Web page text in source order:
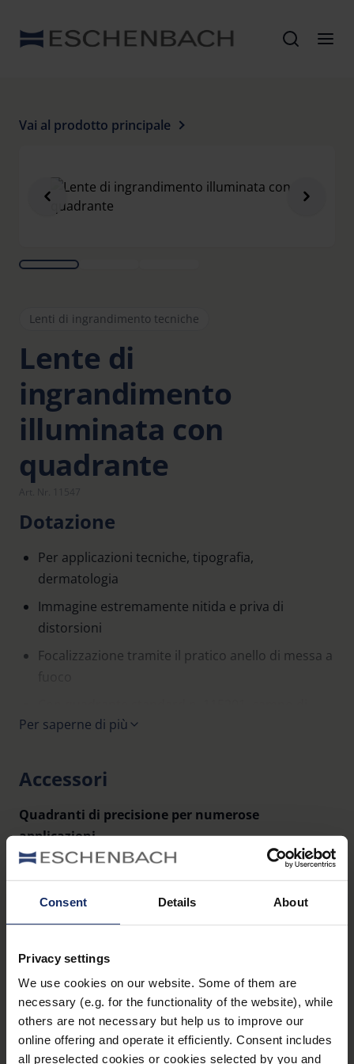
Consent Details About
Privacy settings
We use cookies on our website. Some of them are
necessary (e.g. for the functionality of the website), while
others are not necessary but help us to improve our
online offering and operate it efficiently. Consent includes
all preselected cookies or cookies selected by you and
Vai al prodotto principale
Lenti di ingrandimento tecniche
Lente di
ingrandimento
illuminata con
quadrante
Dotazione
Per applicazioni tecniche, tipografia,
dermatologia
Immagine estremamente nitida e priva di
distorsioni
Focalizzazione tramite il pratico anello di messa a
misura 20 mm, suddivisione 1/10 mm, grandezza:
Custodia in poliammide rinforzata con fibra di
La fornitura avviene in una robusta scatola in
plastica con lo spazio per altri quadranti
Per saperne di più
Accessori
Quadranti di precisione per numerose
applicazioni
Impugnatura a batteria con illuminazione a LED
da utilizzare con le lenti di precisione 11547 e
115410
Convertitore Step-Up per un'illuminazione